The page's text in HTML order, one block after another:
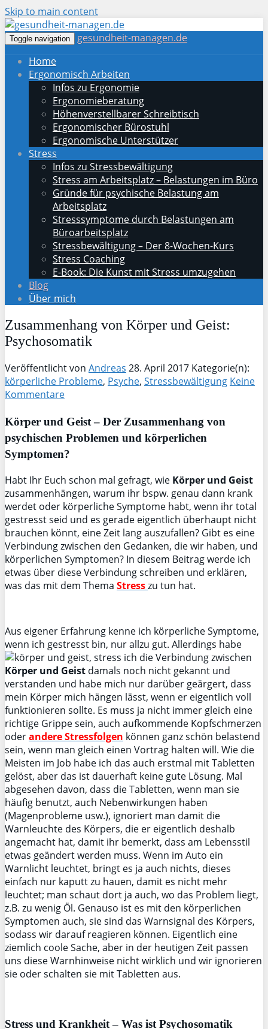
Skip to main content
Toggle navigation
gesundheit-managen.de
Home
Ergonomisch Arbeiten
Infos zu Ergonomie
Ergonomieberatung
Höhenverstellbarer Schreibtisch
Ergonomischer Bürostuhl
Ergonomische Unterstützer
Stress
Infos zu Stressbewältigung
Stress am Arbeitsplatz – Belastungen im Büro
Gründe für psychische Belastung am
Arbeitsplatz
Stresssymptome durch Belastungen am
Büroarbeitsplatz
Stressbewältigung – Der 8-Wochen-Kurs
Stress Coaching
E-Book: Die Kunst mit Stress umzugehen
Blog
Über mich
Zusammenhang von Körper und Geist:
Psychosomatik
Veröffentlicht von Andreas 28. April 2017 Kategorie(n):
körperliche Probleme, Psyche, Stressbewältigung Keine
Kommentare
Körper und Geist – Der Zusammenhang von
psychischen Problemen und körperlichen
Symptomen?
Habt Ihr Euch schon mal gefragt, wie Körper und Geist
zusammenhängen, warum ihr bspw. genau dann krank
werdet oder körperliche Symptome habt, wenn ihr total
gestresst seid und es gerade eigentlich überhaupt nicht
brauchen könnt, eine Zeit lang auszufallen? Gibt es eine
Verbindung zwischen den Gedanken, die wir haben, und
körperlichen Symptomen? In diesem Beitrag werde ich
etwas über diese Verbindung schreiben und erklären,
was das mit dem Thema Stresszu tun hat.
Aus eigener Erfahrung kenne ich körperliche Symptome,
wenn ich gestresst bin, nur allzu gut. Allerdings habe
ich die Verbindung zwischen
Körper und Geist damals noch nicht gekannt und
verstanden und habe mich nur darüber geärgert, dass
mein Körper mich hängen lässt, wenn er eigentlich voll
funktionieren sollte. Es muss ja nicht immer gleich eine
richtige Grippe sein, auch aufkommende Kopfschmerzen
oderandere Stressfolgen können ganz schön belastend
sein, wenn man gleich einen Vortrag halten will. Wie die
Meisten im Job habe ich das auch erstmal mit Tabletten
gelöst, aber das ist dauerhaft keine gute Lösung. Mal
abgesehen davon, dass die Tabletten, wenn man sie
häufig benutzt, auch Nebenwirkungen haben
(Magenprobleme usw.), ignoriert man damit die
Warnleuchte des Körpers, die er eigentlich deshalb
angemacht hat, damit ihr bemerkt, dass am Lebensstil
etwas geändert werden muss. Wenn im Auto ein
Warnlicht leuchtet, bringt es ja auch nichts, dieses
einfach nur kaputt zu hauen, damit es nicht mehr
leuchtet; man schaut dort ja auch, wo das Problem liegt,
z.B. zu wenig Öl. Genauso ist es mit den körperlichen
Symptomen auch, sie sind das Warnsignal des Körpers,
sodass wir darauf reagieren können. Eigentlich eine
ziemlich coole Sache, aber in der heutigen Zeit passen
uns diese Warnhinweise nicht wirklich und wir ignorieren
sie oder schalten sie mit Tabletten aus.
Stress und Krankheit – Was ist Psychosomatik